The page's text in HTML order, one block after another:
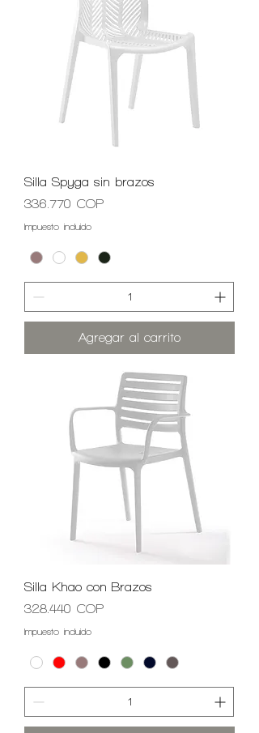
Silla Spyga sin brazos
Precio
336.770 COP
Impuesto incluido
Agregar al carrito
Silla Khao con Brazos
Precio
328.440 COP
Impuesto incluido